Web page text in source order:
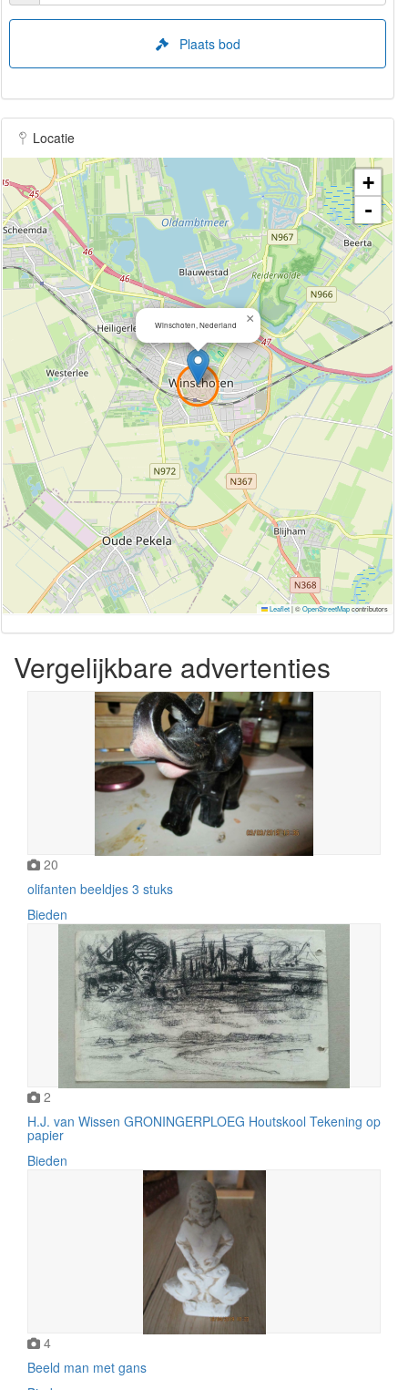
Plaats bod
Locatie
Winschoten, Nederland ×
+
-
Leaflet|©OpenStreetMapcontributors
Vergelijkbare advertenties
20
olifanten beeldjes 3 stuks
Bieden
2
H.J. van Wissen GRONINGERPLOEG Houtskool Tekening op
papier
Bieden
4
Beeld man met gans